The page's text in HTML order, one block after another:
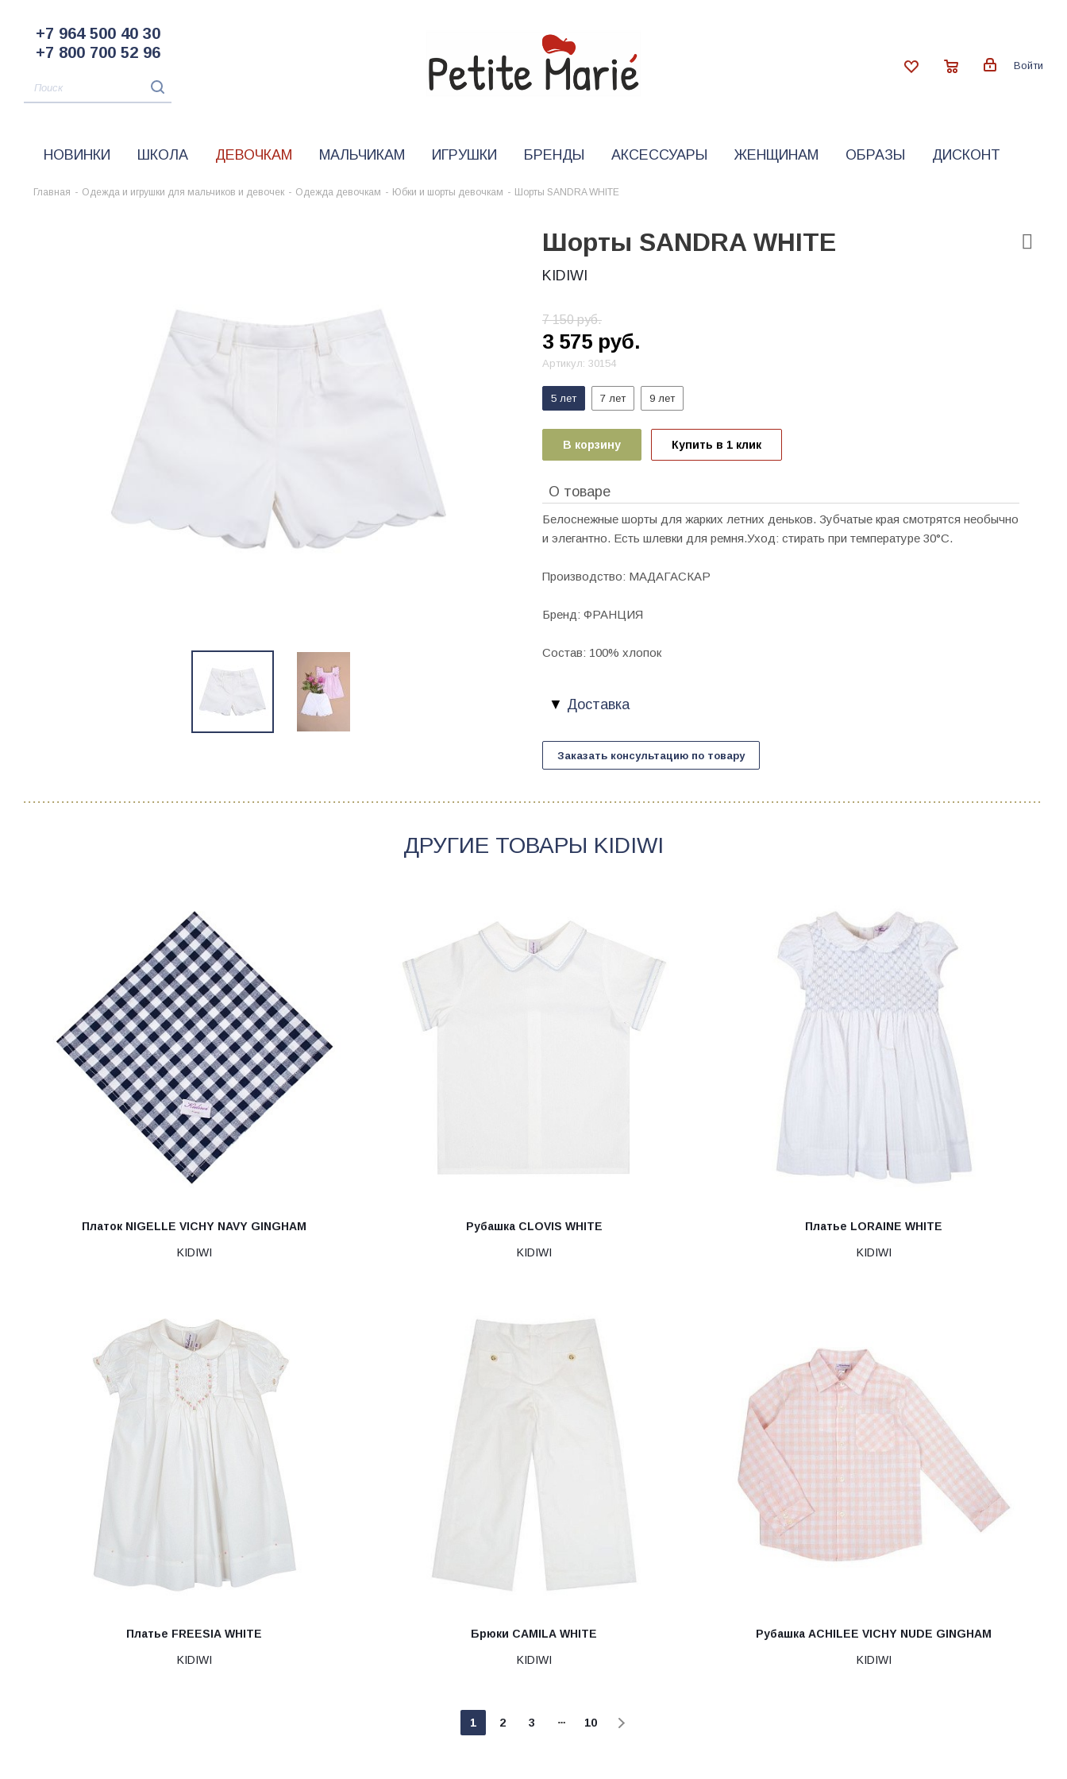
+7 964 500 40 30
+7 800 700 52 96
Войти
НОВИНКИ ШКОЛА ДЕВОЧКАМ МАЛЬЧИКАМ ИГРУШКИ БРЕНДЫ АКСЕССУАРЫ ЖЕНЩИНАМ ОБРАЗЫ ДИСКОНТ
Главная - Одежда и игрушки для мальчиков и девочек - Одежда девочкам - Юбки и шорты девочкам - Шорты SANDRA WHITE
Шорты SANDRA WHITE
KIDIWI
7 150руб.
3 575 руб.
Артикул: 30154
5 лет 7 лет 9 лет
В корзину Купить в 1 клик
О товаре
Белоснежные шорты для жарких летних деньков. Зубчатые края смотрятся необычно
и элегантно. Есть шлевки для ремня.Уход: стирать при температуре 30°C.
Производство: МАДАГАСКАР
Бренд: ФРАНЦИЯ
Состав: 100% хлопок
Доставка
Заказать консультацию по товару
ДРУГИЕ ТОВАРЫ KIDIWI
Платок NIGELLE VICHY NAVY GINGHAM
KIDIWI
Рубашка CLOVIS WHITE
KIDIWI
Платье LORAINE WHITE
KIDIWI
Платье FREESIA WHITE
KIDIWI
Брюки CAMILA WHITE
KIDIWI
Рубашка ACHILEE VICHY NUDE GINGHAM
KIDIWI
1 2 3 10